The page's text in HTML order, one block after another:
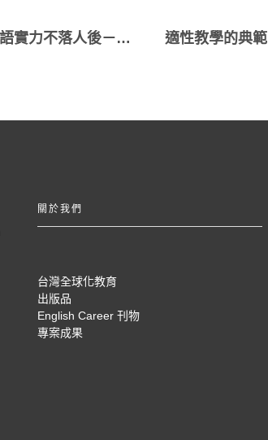
不只打棒球 紅葉國小英語實力不落人後－「提升國中小學生英語學習成效實驗專案」教學成果展現
關於我們
台灣全球化教育
出版品
English Career 刊物
專案成果